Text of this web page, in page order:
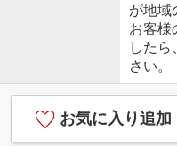
が地域
お客様
した
さい。
お気に入り追加